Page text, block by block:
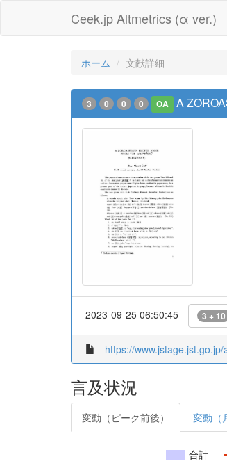
Ceek.jp Altmetrics (α ver.)
ホーム 文献詳細
3 0 0 0 OA A
2023-09-25 06:50:45 3 + 10
https://
言及状況
変動（ピーク前後） 変動（
合計